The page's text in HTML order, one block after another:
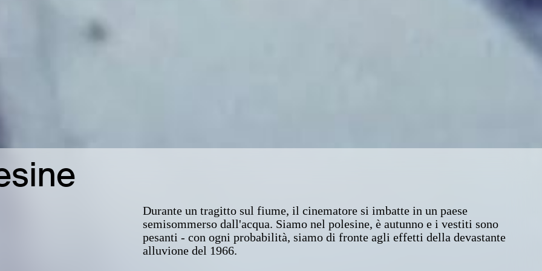
Durante un tragitto sul fiume, il cinematore si imbatte in un paese
semisommerso dall'acqua. Siamo nel polesine, è autunno e i vestiti sono
pesanti - con ogni probabilità, siamo di fronte agli effetti della devastante
alluvione del 1966.